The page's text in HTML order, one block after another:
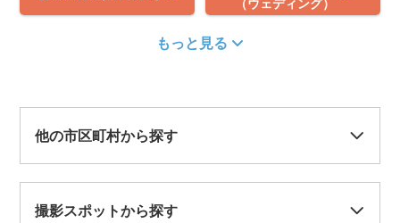
（ウェディング）
もっと見る
他の市区町村から探す
撮影スポットから探す